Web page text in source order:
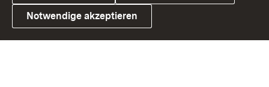
Link zum Landesportal
Notwendige akzeptieren